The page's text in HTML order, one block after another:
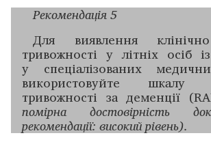
Рекомендація 5
Для виявлення
тривожності у літніх осіб
у спеціалізованих
використовуйте шкалу
тривожності за деменції
помірна достовірність
рекомендації: високий рівень).